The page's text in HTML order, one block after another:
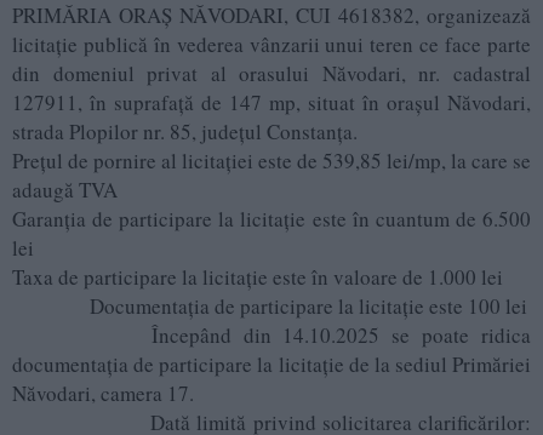
PRIMĂRIA ORAŞ NĂVODARI, CUI 4618382, organizează
licitaţie publică în vederea vânzarii unui teren ce face parte
din domeniul privat al orasului Năvodari, nr. cadastral
127911, în suprafaţă de 147 mp, situat în oraşul Năvodari,
strada Plopilor nr. 85, județul Constanța.
Preţul de pornire al licitației este de 539,85 lei/mp, la care se
adaugă TVA
Garanția de participare la licitație este în cuantum de 6.500
lei
Taxa de participare la licitație este în valoare de 1.000 lei
Documentația de participare la licitație este 100 lei
Începând din 14.10.2025 se poate ridica
documentaţia de participare la licitaţie de la sediul Primăriei
Năvodari, camera 17.
Dată limită privind solicitarea clarificărilor: